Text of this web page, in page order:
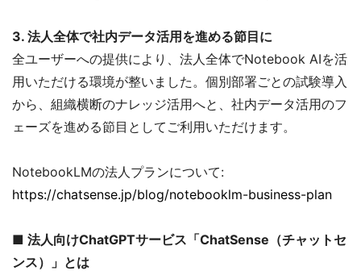
3. 法人全体で社内データ活用を進める節目に
全ユーザーへの提供により、法人全体でNotebook AIを活
用いただける環境が整いました。個別部署ごとの試験導入
から、組織横断のナレッジ活用へと、社内データ活用のフ
ェーズを進める節目としてご利用いただけます。
NotebookLMの法人プランについて:
https://chatsense.jp/blog/notebooklm-business-plan
■ 法人向けChatGPTサービス「ChatSense（チャットセ
ンス）」とは